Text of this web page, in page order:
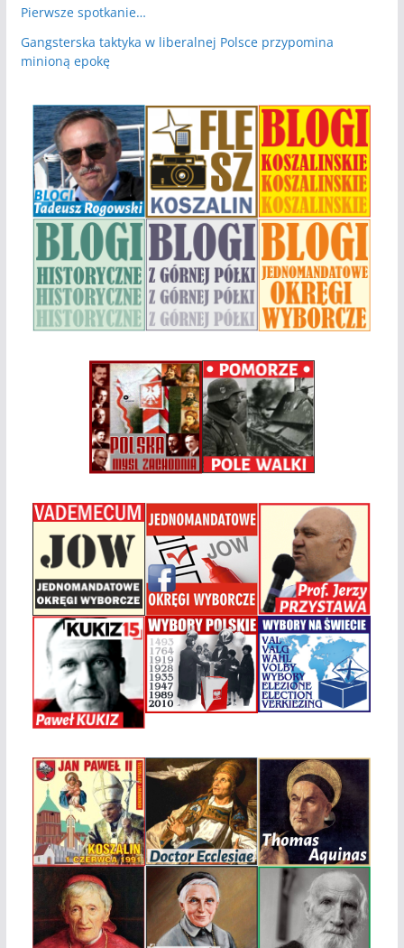
Pierwsze spotkanie…
Gangsterska taktyka w liberalnej Polsce przypomina
minioną epokę